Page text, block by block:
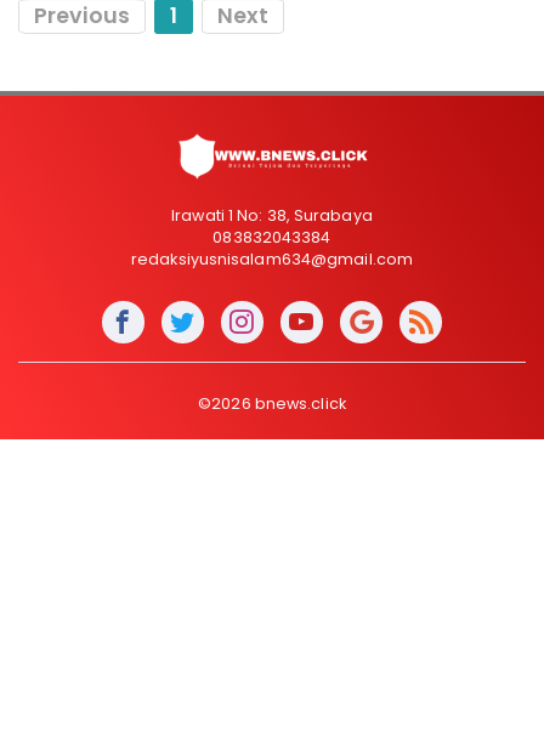
Previous 1 Next
Irawati 1 No: 38, Surabaya
083832043384
redaksiyusnisalam634@gmail.com
©2026 bnews.click